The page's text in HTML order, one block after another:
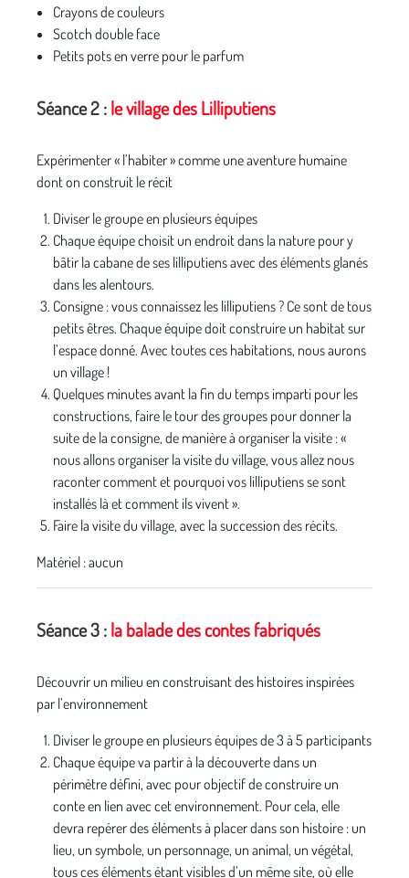
Crayons de couleurs
Scotch double face
Petits pots en verre pour le parfum
Séance 2 :le village des Lilliputiens
Expérimenter « l’habiter » comme une aventure humaine
dont on construit le récit
Diviser le groupe en plusieurs équipes
Chaque équipe choisit un endroit dans la nature pour y
bâtir la cabane de ses lilliputiens avec des éléments glanés
dans les alentours.
Consigne : vous connaissez les lilliputiens ? Ce sont de tous
petits êtres. Chaque équipe doit construire un habitat sur
l’espace donné. Avec toutes ces habitations, nous aurons
un village !
Quelques minutes avant la fin du temps imparti pour les
constructions, faire le tour des groupes pour donner la
suite de la consigne, de manière à organiser la visite : «
nous allons organiser la visite du village, vous allez nous
raconter comment et pourquoi vos lilliputiens se sont
installés là et comment ils vivent ».
Faire la visite du village, avec la succession des récits.
Matériel : aucun
Séance 3 :la balade des contes fabriqués
Découvrir un milieu en construisant des histoires inspirées
par l’environnement
Diviser le groupe en plusieurs équipes de 3 à 5 participants
Chaque équipe va partir à la découverte dans un
périmètre défini, avec pour objectif de construire un
conte en lien avec cet environnement. Pour cela, elle
devra repérer des éléments à placer dans son histoire : un
lieu, un symbole, un personnage, un animal, un végétal,
tous ces éléments étant visibles d’un même site, où elle